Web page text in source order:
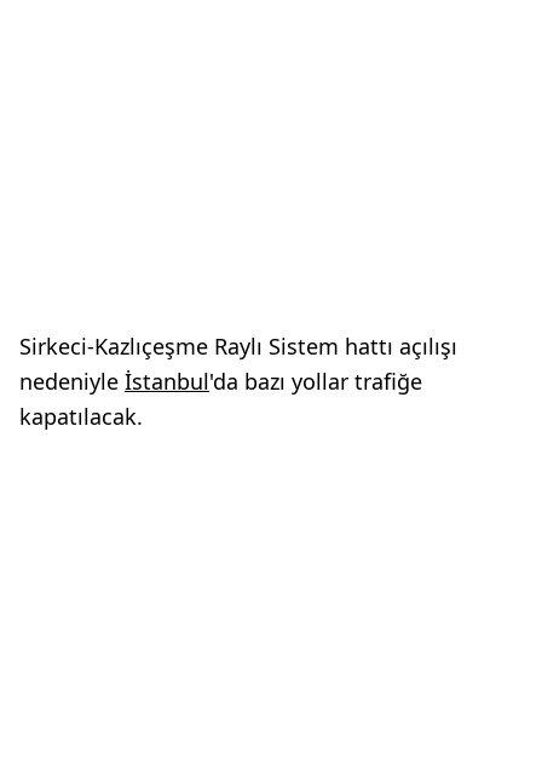
Sirkeci-Kazlıçeşme Raylı Sistem hattı açılışı
nedeniyle İstanbul'da bazı yollar trafiğe
kapatılacak.